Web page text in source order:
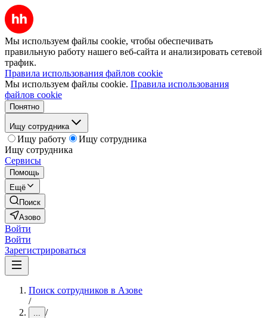
Мы используем файлы cookie, чтобы обеспечивать
правильную работу нашего веб-сайта и анализировать сетевой
трафик.
Правила использования файлов cookie
Мы используем файлы cookie. Правила использования
файлов cookie
Понятно
Ищу сотрудника
Ищу работу
Ищу сотрудника
Ищу сотрудника
Сервисы
Помощь
Ещё
Поиск
Азово
Войти
Войти
Зарегистрироваться
Поиск сотрудников в Азове
/
... /